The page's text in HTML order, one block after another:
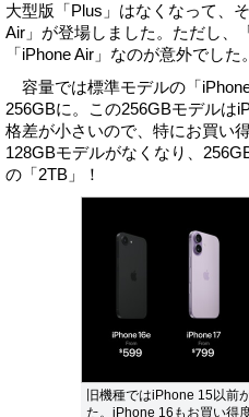
大型版「Plus」はなくなって、
Air」が登場しました。ただし、
「iPhone Air」なのが意外でした。
容量では標準モデルの「
256GBに。この256GBモデルは
格差が小さいので、特にお買い
128GBモデルがなくなり、
の「2TB」！
旧機種ではiPhone 15以前
た。iPhone 16もお買い得